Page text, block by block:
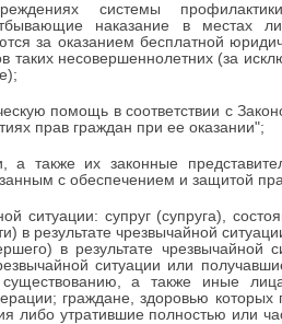
системы
наказание в местах
за оказанием бесплатной
несовершеннолетних (за
помощь в соответствии с
прав граждан при ее оказании";
а также их законные
с обеспечением и защитой
ситуации: супруг (супруга),
результате чрезвычайной
в результате
ситуации или
а также иные
граждане, здоровью которых
либо утратившие полностью или